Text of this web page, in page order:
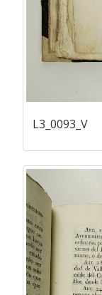
L3_0093_V